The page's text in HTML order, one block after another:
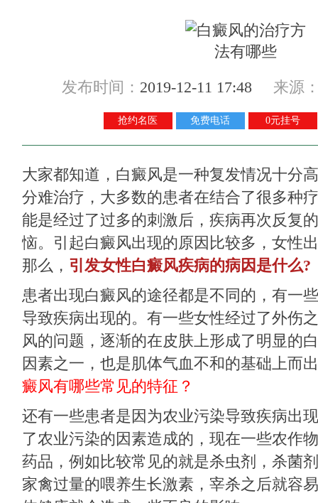
发布时间： 2019-12-11 17:48 来源
抢约名医 免费电话 0元挂号
大家都知道，白癜风是一种复发情况十分
分难治疗，大多数的患者在结合了很多种
能是经过了过多的刺激后，疾病再次反复
恼。引起白癜风出现的原因比较多，女性
那么， 引发女性白癜风疾病的病因是什么?
患者出现白癜风的途径都是不同的，有一
导致疾病出现的。有一些女性经过了外伤
风的问题，逐渐的在皮肤上形成了明显的
因素之一，也是肌体气血不和的基础上而
癜风有哪些常见的特征？
还有一些患者是因为农业污染导致疾病出
了农业污染的因素造成的，现在一些农作
药品，例如比较常见的就是杀虫剂，杀菌
家禽过量的喂养生长激素，宰杀之后就容